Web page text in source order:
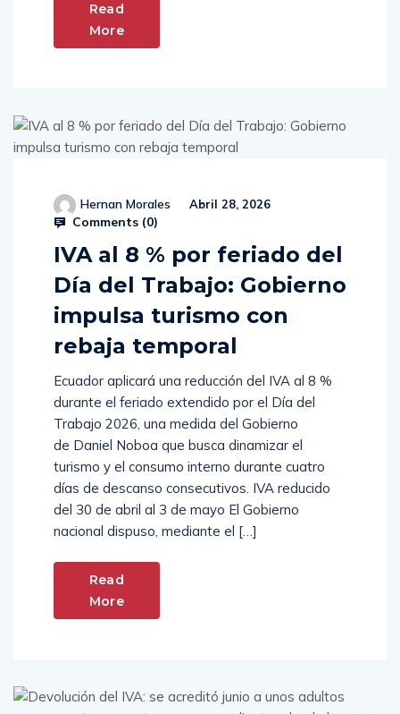
Read
More
Hernan Morales Abril 28, 2026
Comments (0)
IVA al 8 % por feriado del
Día del Trabajo: Gobierno
impulsa turismo con
rebaja temporal
Ecuador aplicará una reducción del IVA al 8 %
durante el feriado extendido por el Día del
Trabajo 2026, una medida del Gobierno
de Daniel Noboa que busca dinamizar el
turismo y el consumo interno durante cuatro
días de descanso consecutivos. IVA reducido
del 30 de abril al 3 de mayo El Gobierno
nacional dispuso, mediante el […]
Read
More